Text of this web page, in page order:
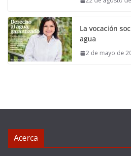
La vocación
agua
2 de mayo de
Acerca